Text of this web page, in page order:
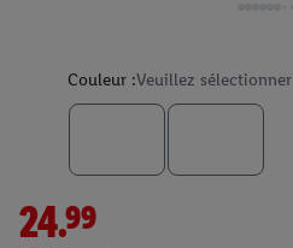
Couleur :Veuillez sélectionner
24.99